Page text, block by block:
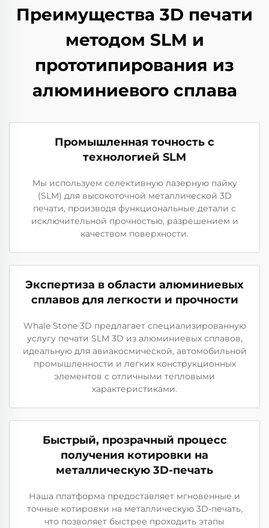
Преимущества 3D печати
методом SLM и
прототипирования из
алюминиевого сплава
Промышленная точность с
технологией SLM
Мы используем селективную лазерную пайку
(SLM) для высокоточной металлической 3D
печати, производя функциональные детали с
исключительной прочностью, разрешением и
качеством поверхности.
Экспертиза в области алюминиевых
сплавов для легкости и прочности
Whale Stone 3D предлагает специализированную
услугу печати SLM 3D из алюминиевых сплавов,
идеальную для авиакосмической, автомобильной
промышленности и легких конструкционных
элементов с отличными тепловыми
характеристиками.
Быстрый, прозрачный процесс
получения котировки на
металлическую 3D-печать
Наша платформа предоставляет мгновенные и
точные котировки на металлическую 3D-печать,
что позволяет быстрее проходить этапы